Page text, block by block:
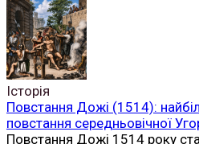
Історія
Повстання Дожі (1514):
повстання середньовічної
Повстання Дожі 1514 року